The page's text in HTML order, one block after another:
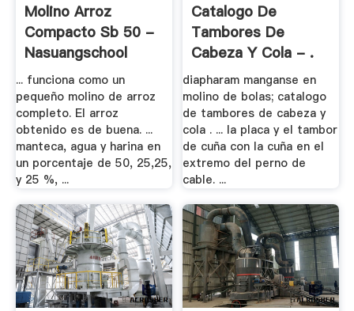
Molino Arroz
Compacto Sb 50 -
Nasuangschool
... funciona como un
pequeño molino de arroz
completo. El arroz
obtenido es de buena. ...
manteca, agua y harina en
un porcentaje de 50, 25,25,
y 25 %, ...
Catalogo De
Tambores De
Cabeza Y Cola - .
diapharam manganse en
molino de bolas; catalogo
de tambores de cabeza y
cola . ... la placa y el tambor
de cuña con la cuña en el
extremo del perno de
cable. ...